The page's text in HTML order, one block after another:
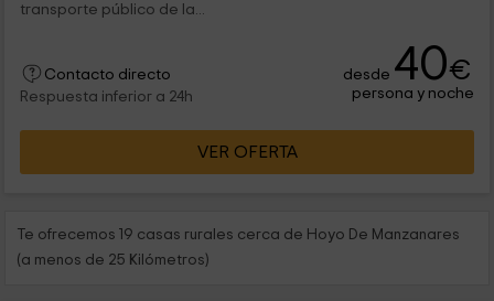
transporte público de la...
Contacto directo
Respuesta inferior a 24h
desde 40€
persona y noche
VER OFERTA
Te ofrecemos 19 casas rurales cerca de Hoyo De Manzanares
(a menos de 25 Kilómetros)